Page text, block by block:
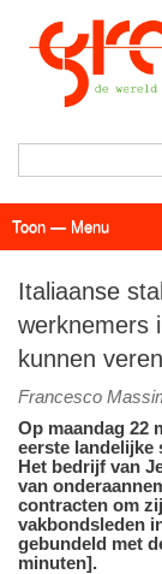
Zoeken
Menu
Toon — Menu
Italiaanse
werknemers
kunnen
Francesco
Op maandag 22
eerste landelijke
Het bedrijf van
van
contracten om
vakbondsleden
gebundeld met
minuten].